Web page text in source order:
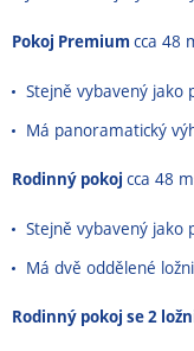
Pokoj Premium cca 48
Stejně vybavený jako
Má panoramatický
Rodinný pokoj cca 48 m
Stejně vybavený jako
Má dvě oddělené
Rodinný pokoj se 2